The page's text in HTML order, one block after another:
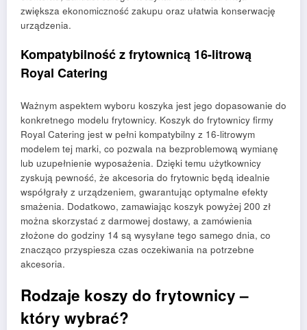
zwiększa ekonomiczność zakupu oraz ułatwia konserwację
urządzenia.
Kompatybilność z frytownicą 16-litrową
Royal Catering
Ważnym aspektem wyboru koszyka jest jego dopasowanie do
konkretnego modelu frytownicy. Koszyk do frytownicy firmy
Royal Catering jest w pełni kompatybilny z 16-litrowym
modelem tej marki, co pozwala na bezproblemową wymianę
lub uzupełnienie wyposażenia. Dzięki temu użytkownicy
zyskują pewność, że akcesoria do frytownic będą idealnie
współgrały z urządzeniem, gwarantując optymalne efekty
smażenia. Dodatkowo, zamawiając koszyk powyżej 200 zł
można skorzystać z darmowej dostawy, a zamówienia
złożone do godziny 14 są wysyłane tego samego dnia, co
znacząco przyspiesza czas oczekiwania na potrzebne
akcesoria.
Rodzaje koszy do frytownicy –
który wybrać?